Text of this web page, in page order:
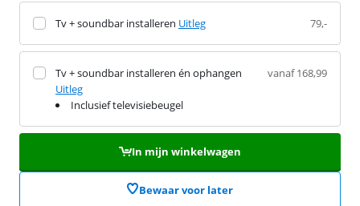
Tv + soundbar installeren Uitleg 79,-
Tv + soundbar installeren én ophangen
Uitleg
Inclusief televisiebeugel
vanaf 168,99
In mijn winkelwagen
Bewaar voor later